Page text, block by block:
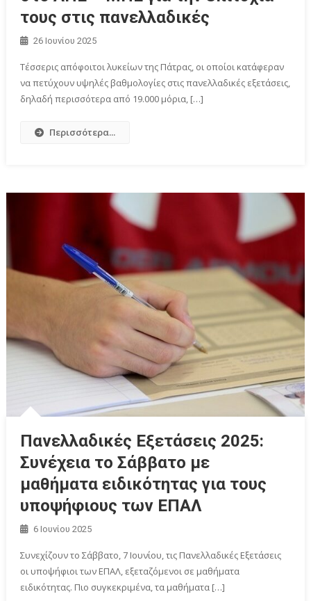
τους στις πανελλαδικές
26 Ιουνίου 2025
Τέσσερις απόφοιτοι λυκείων της Πάτρας, οι οποίοι κατάφεραν
να πετύχουν υψηλές βαθμολογίες στις πανελλαδικές εξετάσεις,
δηλαδή περισσότερα από 19.000 μόρια, […]
Περισσότερα...
Πανελλαδικές Εξετάσεις 2025:
Συνέχεια το Σάββατο με
μαθήματα ειδικότητας για τους
υποψήφιους των ΕΠΑΛ
6 Ιουνίου 2025
Συνεχίζουν το Σάββατο, 7 Ιουνίου, τις Πανελλαδικές Εξετάσεις
οι υποψήφιοι των ΕΠΑΛ, εξεταζόμενοι σε μαθήματα
ειδικότητας. Πιο συγκεκριμένα, τα μαθήματα […]